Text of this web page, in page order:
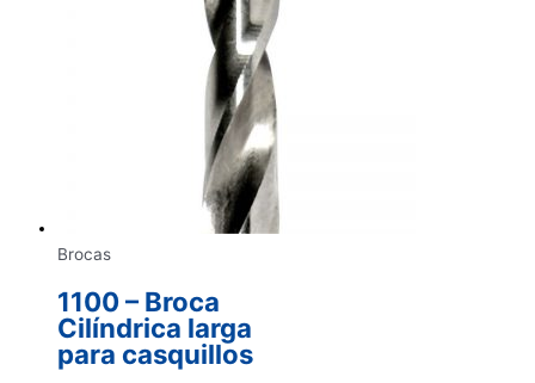
Brocas
1100 – Broca
Cilíndrica larga
para casquillos